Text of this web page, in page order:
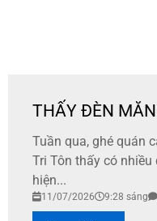
THẤY ĐÈN
Tuần qua, ghé quán
Tri Tôn thấy có
hiện...
11/07/2026 9:28 sáng